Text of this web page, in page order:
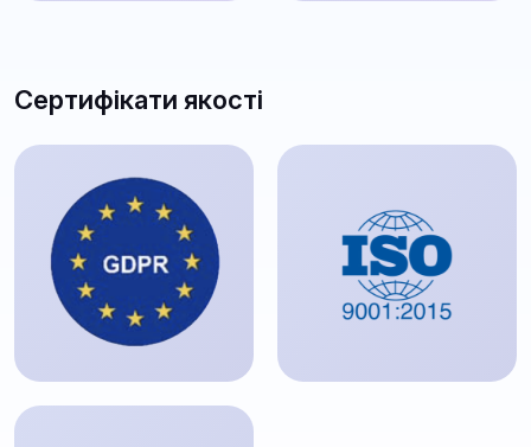
Сертифікати якості